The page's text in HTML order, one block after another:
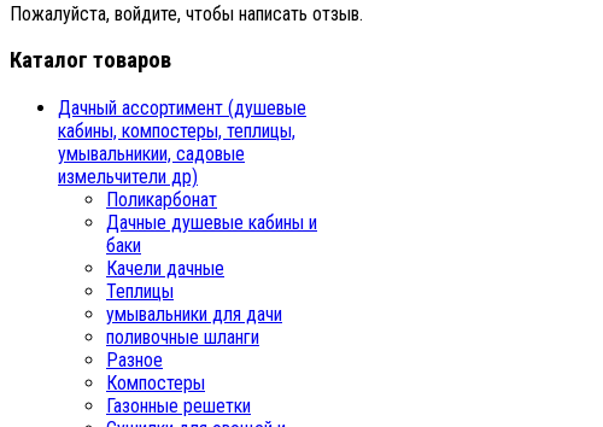
Пожалуйста, войдите, чтобы написать отзыв.
Каталог товаров
Дачный ассортимент (душевые
кабины, компостеры, теплицы,
умывальникии, садовые
измельчители др)
Поликарбонат
Дачные душевые кабины и
баки
Качели дачные
Теплицы
умывальники для дачи
поливочные шланги
Разное
Компостеры
Газонные решетки